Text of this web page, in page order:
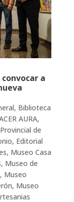
a
, Biblioteca
AURA,
de
, Editorial
, Museo Casa
, Museo de
, Museo
, Museo